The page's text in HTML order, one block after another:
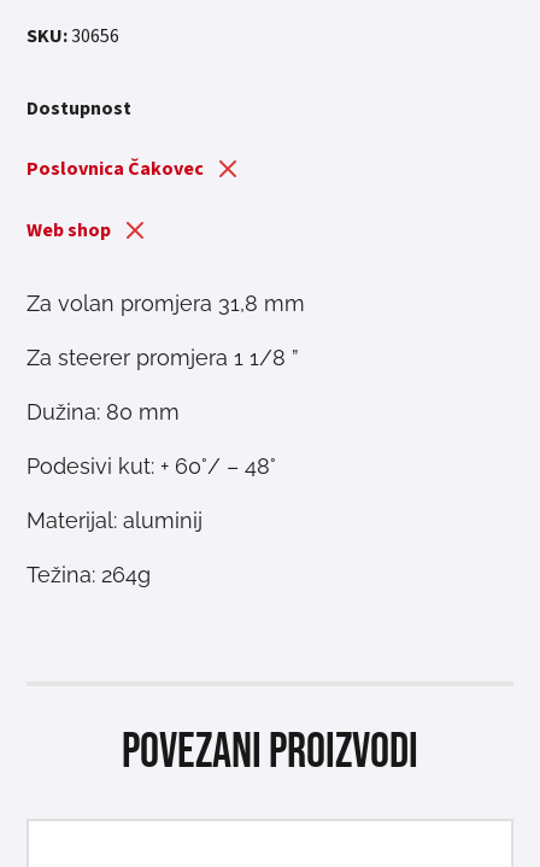
SKU:30656
Dostupnost
Poslovnica Čakovec
Web shop
Za volan promjera 31,8 mm
Za steerer promjera 1 1/8 ”
Dužina: 80 mm
Podesivi kut: + 60°/ – 48°
Materijal: aluminij
Težina: 264g
Povezani proizvodi